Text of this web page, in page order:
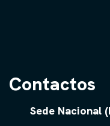
Contactos
Sede Nacional